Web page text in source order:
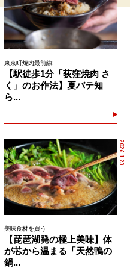
東京町焼肉最前線!
【駅徒歩1分「荻窪焼肉 さ
く」のお作法】夏バテ知
ら...
2026.1.23
美味食材を買う
【琵琶湖発の極上美味】体
が芯から温まる「天然鴨の
鍋...